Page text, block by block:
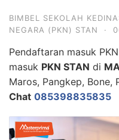
BIMBEL SEKOLAH
NEGARA (PKN) STAN
·
Pendaftaran masuk
masuk PKN STAN di
Maros, Pangkep, Bone,
Chat 085398835835